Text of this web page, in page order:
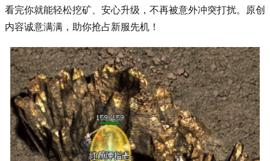
看完你就能轻松挖矿、安心升级，不再被意外冲突打扰。原创
内容诚意满满，助你抢占新服先机！